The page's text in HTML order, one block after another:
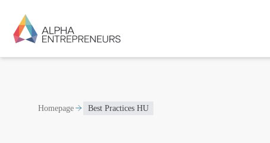
Homepage Best Practices HU